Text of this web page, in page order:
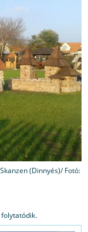
(Dinnyés)/ Fotó: